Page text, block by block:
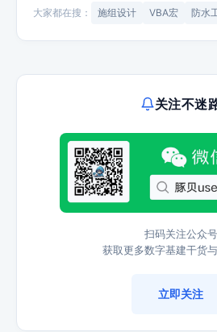
大家都在搜： 施组设计 VBA宏 防水
关注不迷
扫码关注公众号
获取更多数字基建干货
立即关注